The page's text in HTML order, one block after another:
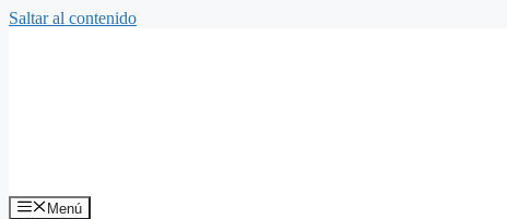
Saltar al contenido
Menú